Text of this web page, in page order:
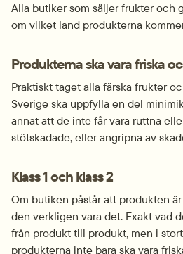
Alla butiker som säljer frukter och
om vilket land produkterna
Produkterna ska vara friska
Praktiskt taget alla färska frukter
Sverige ska uppfylla en del
annat att de inte får vara ruttna
stötskadade, eller angripna av
Klass 1 och klass 2
Om butiken påstår att produkten är
den verkligen vara det. Exakt vad
från produkt till produkt, men i
produkterna inte bara ska vara